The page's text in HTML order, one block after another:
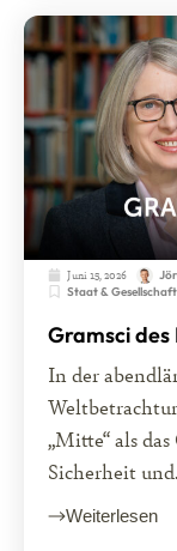
Juni 15, 2026
Staat & Gesellschaft
Gramsci des
In der
„Mitte“ als
Sicherheit
Weiterlesen